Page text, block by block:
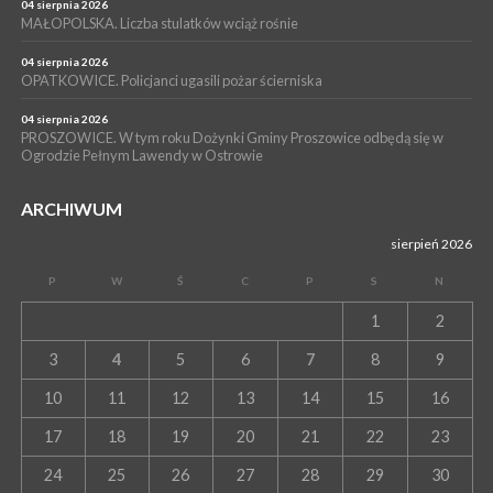
15 lipca 2026
PROSZOWICE. Już za tydzień kolejne zajęcia z cyklu „Wakacyjne
04 sierpnia 2026
MAŁOPOLSKA. Liczba stulatków wciąż rośnie
04 sierpnia 2026
OPATKOWICE. Policjanci ugasili pożar ścierniska
04 sierpnia 2026
PROSZOWICE. W tym roku Dożynki Gminy Proszowice odbędą się w
Ogrodzie Pełnym Lawendy w Ostrowie
ARCHIWUM
sierpień 2026
P W Ś C P S N
1 2
3 4 5 6 7 8 9
10 11 12 13 14 15 16
17 18 19 20 21 22 23
24 25 26 27 28 29 30